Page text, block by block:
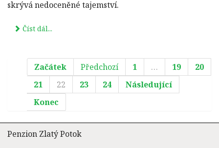
skrývá nedoceněné tajemství.
Číst dál...
Začátek Předchozí 1 … 19
20
21
22 23 24
Následující
Konec
Penzion Zlatý Potok